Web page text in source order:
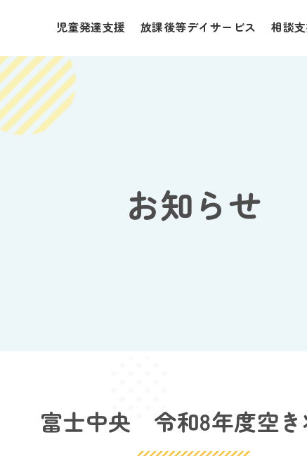
児童発達支援 放課後等デイサービス 相談
お知らせ
富士中央 令和8年度空き